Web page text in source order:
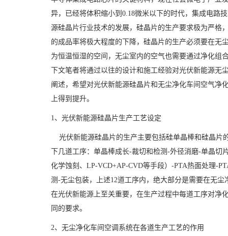
异，已经将体积缩小到 0.18微米以下的时代，集成电路
源硅晶片行业技术的发展，硅晶片的生产要求极为严格
的成品率将极大程度的下降，硅晶片的生产必须要在无
为恒温恒湿的空间，无尘室内的空气也需要通过净化组
下文笔者将通过以往的设计和施工经验对光伏新能源无
阐述，希望对光伏新能源硅晶片和无尘净化车间空气净
上得到提升。
1 、光伏新能源硅晶片生产工艺设定
光伏新能源硅晶片的生产主要包括硅单晶棒和硅晶片
下几道工序：单晶棒成长-裁切和检测 -外径消磨-单晶切
化学蚀刻、 LP-VCD+AP-CVD等手段） -PTA热面处理-
测 -无尘包装，上述12道工序内，绝大部分是需要在无
在光伏新能源上至关重要，在生产过程中每道工序对净
同的要求。
2、无尘净化车间空调系统在各道生产工艺的作用